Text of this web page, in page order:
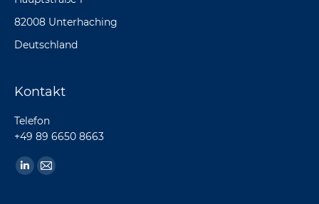
82008 Unterhaching
Deutschland
Kontakt
Telefon
+49 89 6650 8663
Finden Sie uns auf:
Linkedin
E-